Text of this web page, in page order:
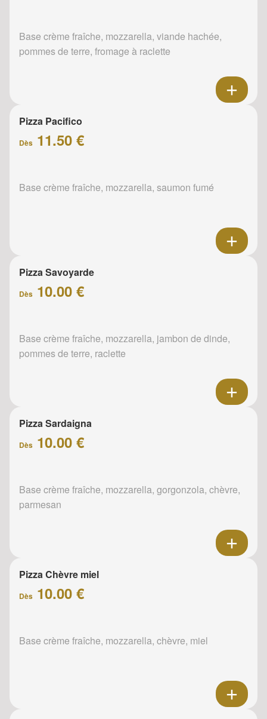
Base crème fraîche, mozzarella, viande hachée,
pommes de terre, fromage à raclette
Pizza Pacifico
Dès 11.50 €
Base crème fraîche, mozzarella, saumon fumé
Pizza Savoyarde
Dès 10.00 €
Base crème fraîche, mozzarella, jambon de dinde,
pommes de terre, raclette
Pizza Sardaigna
Dès 10.00 €
Base crème fraîche, mozzarella, gorgonzola, chèvre,
parmesan
Pizza Chèvre miel
Dès 10.00 €
Base crème fraîche, mozzarella, chèvre, miel